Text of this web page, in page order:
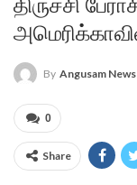
திருச்சி
By Angusam News
0
Share